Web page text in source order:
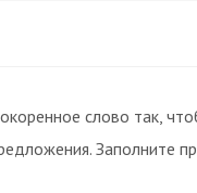
слово так,
Заполните